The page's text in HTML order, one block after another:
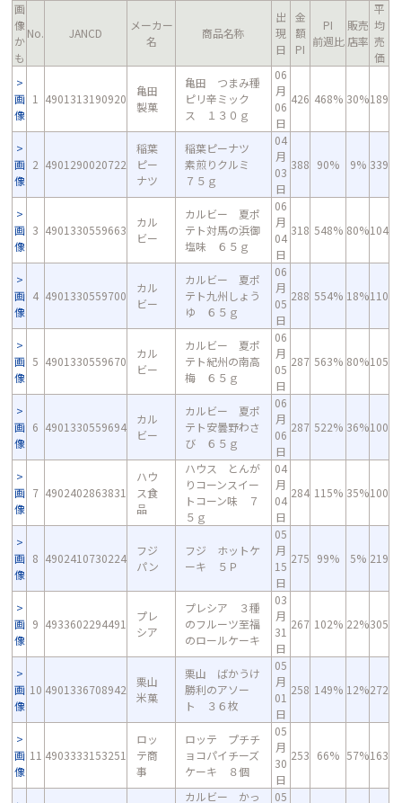
画
像
か
も
No. JANCD
メーカー
名
商品名称
出
現
日
金
額
PI
PI
前週比
販売
店率
平
均
売
価
画
像
1 4901313190920
亀田
製菓
亀田 つまみ種
ピリ辛ミック
ス １３０ｇ
06
月
06
日
426 468% 30%189
画
像
2 4901290020722
稲葉
ピー
ナツ
稲葉ピーナツ
素煎りクルミ
７５ｇ
04
月
03
日
388 90% 9% 339
画
像
3 4901330559663
カル
ビー
カルビー 夏ポ
テト対馬の浜御
塩味 ６５ｇ
06
月
04
日
318 548% 80%104
画
像
4 4901330559700
カル
ビー
カルビー 夏ポ
テト九州しょう
ゆ ６５ｇ
06
月
05
日
288 554% 18%110
画
像
5 4901330559670
カル
ビー
カルビー 夏ポ
テト紀州の南高
梅 ６５ｇ
06
月
05
日
287 563% 80%105
画
像
6 4901330559694
カル
ビー
カルビー 夏ポ
テト安曇野わさ
び ６５ｇ
06
月
06
日
287 522% 36%100
画
像
7 4902402863831
ハウ
ス食
品
ハウス とんが
りコーンスイー
トコーン味 ７
５ｇ
04
月
04
日
284 115% 35%100
画
像
8 4902410730224
フジ
パン
フジ ホットケ
ーキ ５Ｐ
05
月
15
日
275 99% 5% 219
画
像
9 4933602294491
プレ
シア
プレシア ３種
のフルーツ至福
のロールケーキ
03
月
31
日
267 102% 22%305
画
像
10 4901336708942
栗山
米菓
栗山 ばかうけ
勝利のアソー
ト ３６枚
05
月
01
日
258 149% 12%272
画
像
11 4903333153251
ロッ
テ商
事
ロッテ プチチ
ョコパイチーズ
ケーキ ８個
05
月
30
日
253 66% 57%163
カルビー かっ
05